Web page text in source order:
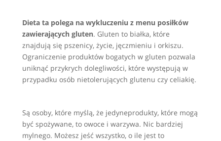
Dieta ta polega na wykluczeniu z menu posiłków
zawierających gluten. Gluten to białka, które
znajdują się pszenicy, życie, jęczmieniu i orkiszu.
Ograniczenie produktów bogatych w gluten pozwala
uniknąć przykrych dolegliwości, które występują w
przypadku osób nietolerujących glutenu czy celiakię.
Są osoby, które myślą, że jedyneprodukty, które mogą
być spożywane, to owoce i warzywa. Nic bardziej
mylnego. Możesz jeść wszystko, o ile jest to